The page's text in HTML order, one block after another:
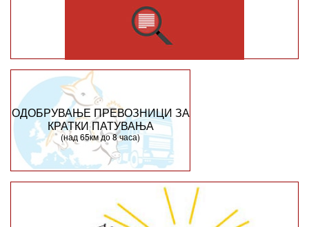
ОДОБРУВАЊЕ ПРЕВОЗНИЦИ ЗА
КРАТКИ ПАТУВАЊА
(над 65км до 8 часа)